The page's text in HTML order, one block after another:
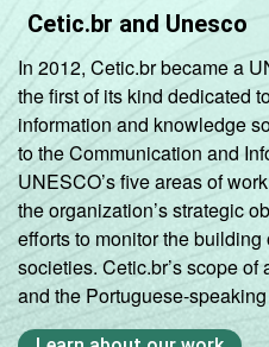
Cetic.br and Unesco
In 2012, Cetic.br became a
the first of its kind dedicated
information and knowledge
to the Communication and
UNESCO’s five areas of
the organization’s strategic
efforts to monitor the
societies. Cetic.br’s scope
and the Portuguese-